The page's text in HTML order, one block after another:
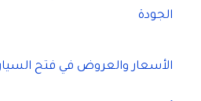
الجودة
الأسعار والعروض في فتح